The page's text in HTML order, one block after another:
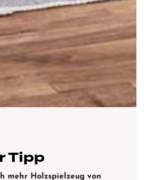
Tipp
mehr Holzspielzeug von